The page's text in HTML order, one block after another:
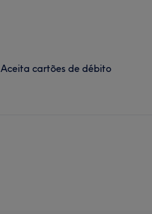
Aceita cartões de débito